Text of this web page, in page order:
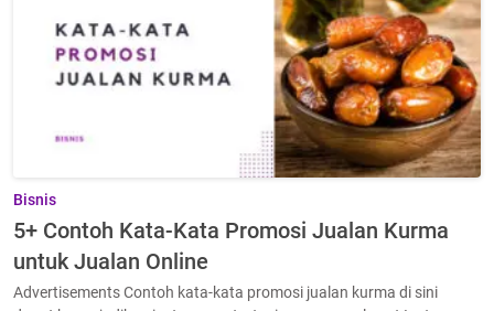
Bisnis
5+ Contoh Kata-Kata Promosi Jualan Kurma
untuk Jualan Online
Advertisements Contoh kata-kata promosi jualan kurma di sini